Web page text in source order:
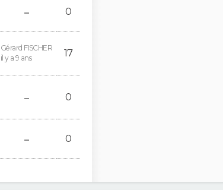
- 0
Gérard FISCHER
il y a 9 ans
17
- 0
- 0